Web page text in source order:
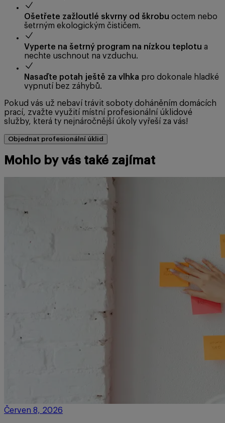
Ošetřete zažloutlé skvrny od škrobu octem nebo
šetrným ekologickým čističem.
Vyperte na šetrný program na nízkou teplotu a
nechte uschnout na vzduchu.
Nasaďte potah ještě za vlhka pro dokonale hladké
vypnutí bez záhybů.
Pokud vás už nebaví trávit soboty doháněním domácích
prací, zvažte využití místní profesionální úklidové
služby, která ty nejnáročnější úkoly vyřeší za vás!
Objednat profesionální úklid
Mohlo by vás také zajímat
Červen 8, 2026